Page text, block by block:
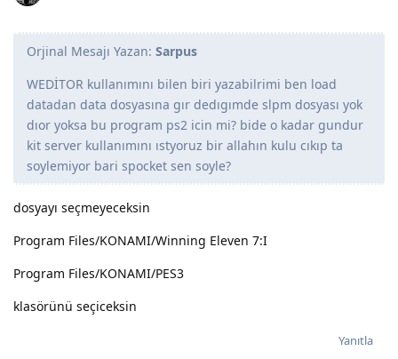
Orjinal Mesajı Yazan: Sarpus
WEDİTOR kullanımını bilen biri yazabilrimi ben load
datadan data dosyasına gır dedıgımde slpm dosyası yok
dıor yoksa bu program ps2 icin mi? bide o kadar gundur
kit server kullanımını ıstyoruz bir allahın kulu cıkıp ta
soylemiyor bari spocket sen soyle?
dosyayı seçmeyeceksin
Program Files/KONAMI/Winning Eleven 7:I
Program Files/KONAMI/PES3
klasörünü seçiceksin
Yanıtla